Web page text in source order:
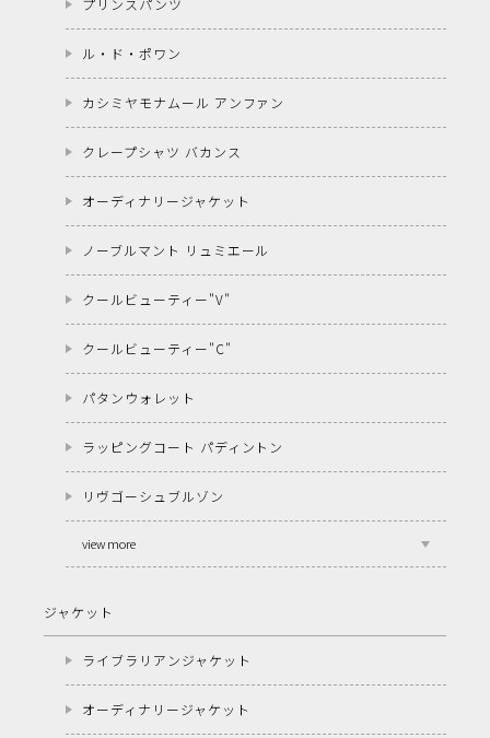
プリンスパンツ
ル・ド・ポワン
カシミヤモナムール アンファン
クレープシャツ バカンス
オーディナリージャケット
ノーブルマント リュミエール
クールビューティー"V"
クールビューティー"C"
パタンウォレット
ラッピングコート パディントン
リヴゴーシュブルゾン
view more
ジャケット
ライブラリアンジャケット
オーディナリージャケット